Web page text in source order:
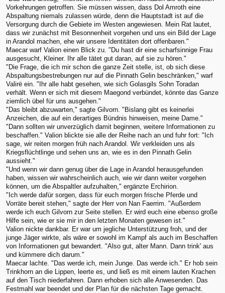
Vorkehrungen getroffen. Sie müssen wissen, dass Dol Amroth eine
Abspaltung niemals zulassen würde, denn die Hauptstadt ist auf die
Versorgung durch die Gebiete im Westen angewiesen. Mein Rat lautet,
dass wir zunächst mit Besonnenheit vorgehen und uns ein Bild der Lage
in Arandol machen, ehe wir unsere Identitäten dort offenbaren."
Maecar warf Valion einen Blick zu. "Du hast dir eine scharfsinnige Frau
ausgesucht, Kleiner. Ihr alle tätet gut daran, auf sie zu hören."
"Die Frage, die ich mir schon die ganze Zeit stelle, ist, ob sich diese
Abspaltungsbestrebungen nur auf die Pinnath Gelin beschränken," warf
Valirë ein. "Ihr alle habt gesehen, wie sich Golasgils Sohn Toradan
verhält. Wenn er sich mit diesem Maegond verbündet, könnte das Ganze
ziemlich übel für uns ausgehen."
"Das bleibt abzuwarten," sagte Gilvorn. "Bislang gibt es keinerlei
Anzeichen, die auf ein derartiges Bündnis hinweisen, meine Dame."
"Dann sollten wir unverzüglich damit beginnen, weitere Informationen zu
beschaffen." Valion blickte sie alle der Reihe nach an und fuhr fort: "Ich
sage, wir reiten morgen früh nach Arandol. Wir verkleiden uns als
Kriegsflüchtlinge und sehen uns an, wie es in den Pinnath Gelin
aussieht."
"Und wenn wir dann genug über die Lage in Arandol herausgefunden
haben, wissen wir wahrscheinlich auch, wie wir dann weiter vorgehen
können, um die Abspaltler aufzuhalten," ergänzte Erchirion.
"Ich werde dafür sorgen, dass für euch morgen frische Pferde und
Vorräte bereit stehen," sagte der Herr von Nan Faerrim. "Außerdem
werde ich euch Gilvorn zur Seite stellen. Er wird euch eine ebenso große
Hilfe sein, wie er sie mir in den letzten Monaten gewesen ist."
Valion nickte dankbar. Er war um jegliche Unterstützung froh, und der
junge Jäger wirkte, als wäre er sowohl im Kampf als auch im Beschaffen
von Informationen gut bewandert. "Also gut, alter Mann. Dann trink' aus
und kümmere dich darum."
Maecar lachte. "Das werde ich, mein Junge. Das werde ich." Er hob sein
Trinkhorn an die Lippen, leerte es, und ließ es mit einem lauten Krachen
auf den Tisch niederfahren. Dann erhoben sich alle Anwesenden. Das
Festmahl war beendet und der Plan für die nächsten Tage gemacht.